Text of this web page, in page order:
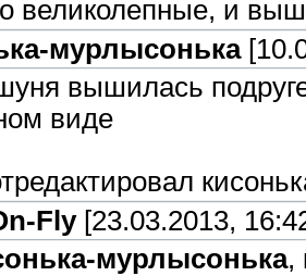
великолепные, и
мурлысонька
вышилась
виде
Fly[23.03.2013,
мурлысонька,